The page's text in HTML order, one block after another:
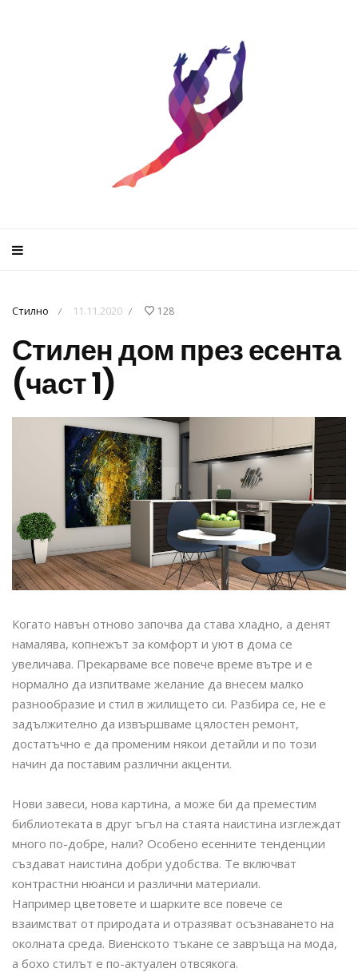
Стилно / 11.11.2020 / 128
Стилен дом през есента
(част 1)
Когато навън отново започва да става хладно, а денят
намалява, копнежът за комфорт и уют в дома се
увеличава. Прекарваме все повече време вътре и е
нормално да изпитваме желание да внесем малко
разнообразие и стил в жилището си. Разбира се, не е
задължително да извършваме цялостен ремонт,
достатъчно е да променим някои детайли и по този
начин да поставим различни акценти.
Нови завеси, нова картина, а може би да преместим
библиотеката в друг ъгъл на стаята наистина изглеждат
много по-добре, нали? Особено есенните тенденции
създават наистина добри удобства. Те включват
контрастни нюанси и различни материали.
Например цветовете и шарките все повече се
взаимстват от природата и отразяват осъзнаването на
околната среда. Виенското тъкане се завръща на мода,
а бохо стилът е по-актуален отвсякога.